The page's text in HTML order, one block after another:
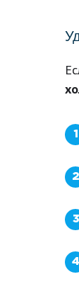
1
2
3
4